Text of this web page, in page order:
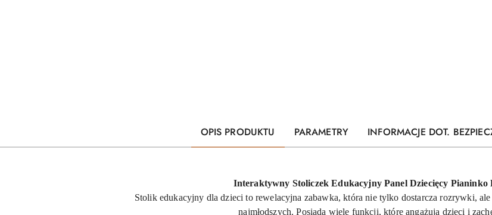
OPIS PRODUKTU PARAMETRY INFORMACJE DOT.
Interaktywny Stoliczek Edukacyjny Panel Dziecięcy Pianinko
Stolik edukacyjny dla dzieci to rewelacyjna zabawka, która nie tylko dostarcza rozrywki,
najmłodszych. Posiada wiele funkcji, które angażują dzieci i